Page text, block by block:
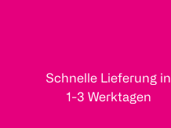
Schnelle Lieferung in
1-3 Werktagen